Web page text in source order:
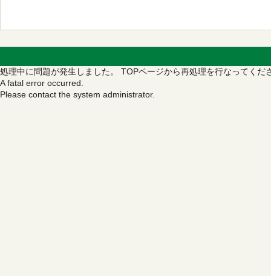
処理中に問題が発生しました。 TOPページから再処理を行なってくだ
A fatal error occurred.
Please contact the system administrator.